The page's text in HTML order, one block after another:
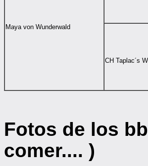
Maya von Wunderwald
CH Taplac´s
Fotos de los
comer.... )